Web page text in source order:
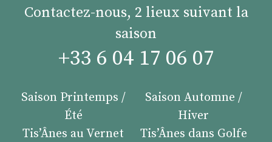
Contactez-nous, 2 lieux suivant la
saison
+33 6 04 17 06 07
Saison Printemps /
Été
Tis’Ânes au Vernet
Saison Automne /
Hiver
Tis’Ânes dans Golfe